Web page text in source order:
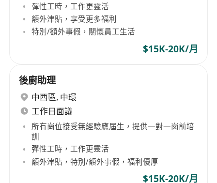
彈性工時，工作更靈活
額外津貼，享受更多福利
特別/額外事假，關懷員工生活
$15K-20K/月
後廚助理
中西區, 中環
工作日面議
所有崗位接受無經驗應屆生，提供一對一岗前培
訓
彈性工時，工作更靈活
額外津貼，特別/額外事假，福利優厚
$15K-20K/月